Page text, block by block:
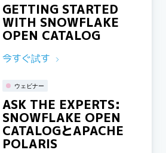
GETTING STARTED
WITH SNOWFLAKE
OPEN CATALOG
今すぐ試す
ウェビナー
ASK THE EXPERTS:
SNOWFLAKE OPEN
CATALOGとAPACHE
POLARIS